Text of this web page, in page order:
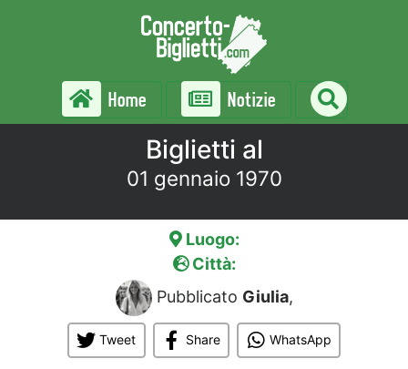
Home Notizie
Biglietti al
01 gennaio 1970
Luogo:
Città:
Pubblicato Giulia,
Tweet Share WhatsApp